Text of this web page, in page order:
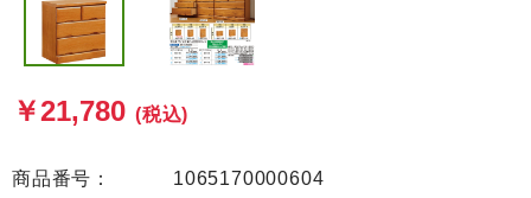
￥21,780 (税込)
商品番号：
1065170000604